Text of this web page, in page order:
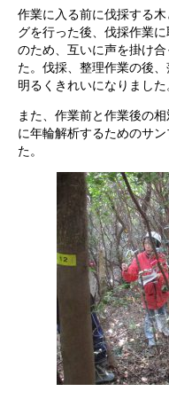
作業に入る前に伐採する
グを行った後、伐採作業
のため、互いに声を掛け
た。伐採、整理作業の後
明るくきれいになりました
また、作業前と作業後の
に年輪解析するためのサ
た。